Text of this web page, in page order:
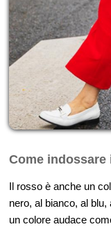
Come
Il rosso è anche un
nero, al bianco, al
un colore audace